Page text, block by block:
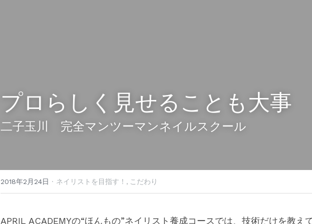
プロらしく見せることも大事
二子玉川　完全マンツーマンネイルスクール
2018年2月24日 · ネイリストを目指す！, こだわり
APRIL ACADEMYの“ほんもの”ネイリスト養成コースでは、技術だけを教え